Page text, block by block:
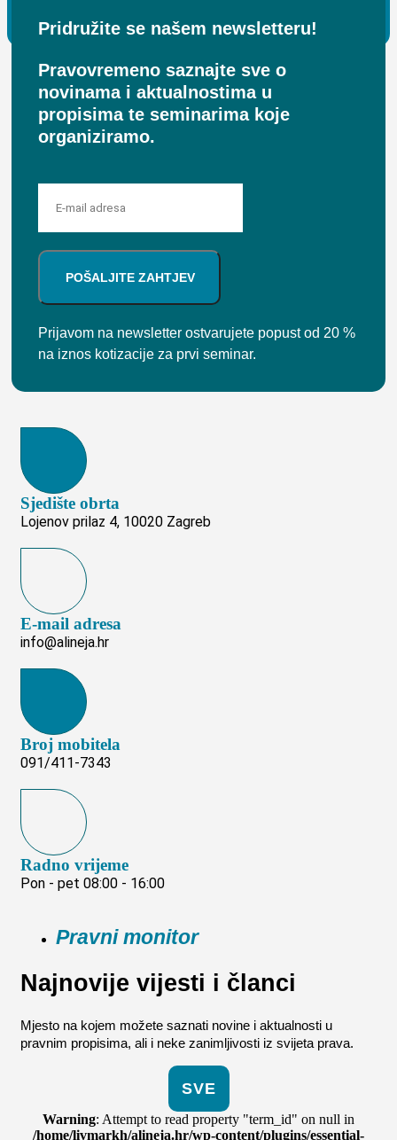
Pridružite se našem newsletteru!
Pravovremeno saznajte sve o
novinama i aktualnostima u
propisima te seminarima koje
organiziramo.
POŠALJITE ZAHTJEV
Prijavom na newsletter ostvarujete popust od 20 %
na iznos kotizacije za prvi seminar.
Sjedište obrta
Lojenov prilaz 4, 10020 Zagreb
E-mail adresa
info@alineja.hr
Broj mobitela
091/411-7343
Radno vrijeme
Pon - pet 08:00 - 16:00
Pravni monitor
Najnovije vijesti i članci
Mjesto na kojem možete saznati novine i aktualnosti u
pravnim propisima, ali i neke zanimljivosti iz svijeta prava.
SVE
Warning: Attempt to read property "term_id" on null in
/home/livmarkh/alineja.hr/wp-content/plugins/essential-